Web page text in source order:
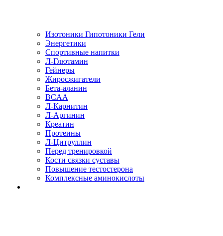
Изотоники Гипотоники Гели
Энергетики
Спортивные напитки
Л-Глютамин
Гейнеры
Жиросжигатели
Бета-аланин
BCAA
Л-Карнитин
Л-Аргинин
Креатин
Протеины
Л-Цитруллин
Перед тренировкой
Кости связки суставы
Повышение тестостерона
Комплексные аминокислоты